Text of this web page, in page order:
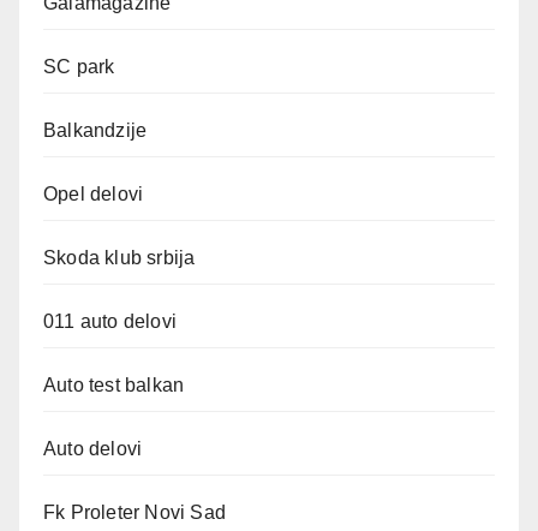
SC park
Balkandzije
Opel delovi
Skoda klub srbija
011 auto delovi
Auto test balkan
Auto delovi
Fk Proleter Novi Sad